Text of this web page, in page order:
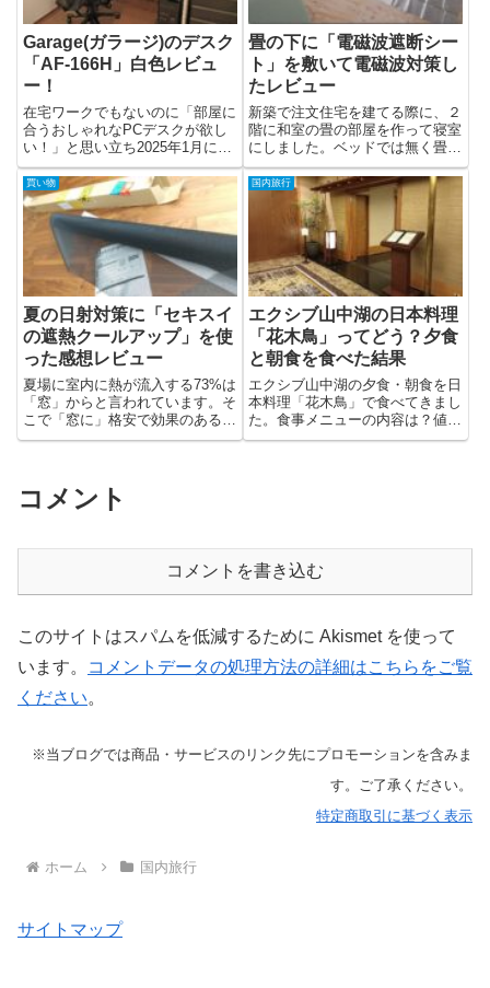
Garage(ガラージ)のデスク
「AF-166H」白色レビュ
ー！
在宅ワークでもないのに「部屋に
合うおしゃれなPCデスクが欲し
い！」と思い立ち2025年1月に
Gara...
畳の下に「電磁波遮断シー
ト」を敷いて電磁波対策し
たレビュー
新築で注文住宅を建てる際に、２
階に和室の畳の部屋を作って寝室
にしました。ベッドでは無く畳の
上で寝たい...
買い物
夏の日射対策に「セキスイ
の遮熱クールアップ」を使
った感想レビュー
夏場に室内に熱が流入する73%は
「窓」からと言われています。そ
こで「窓に」格安で効果のある夏
の日射熱...
国内旅行
エクシブ山中湖の日本料理
「花木鳥」ってどう？夕食
と朝食を食べた結果
エクシブ山中湖の夕食・朝食を日
本料理「花木鳥」で食べてきまし
た。食事メニューの内容は？値段
は？地元の...
コメント
コメントを書き込む
このサイトはスパムを低減するために Akismet を使って
います。
コメントデータの処理方法の詳細はこちらをご覧
ください。
※当ブログでは商品・サービスのリンク先にプロモーションを含みま
す。ご了承ください。
特定商取引に基づく表示
ホーム 国内旅行
サイトマップ